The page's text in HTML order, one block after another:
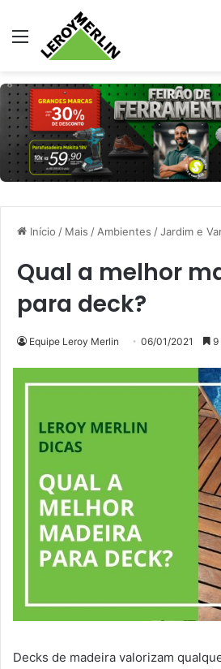
Menu
Início / Mais /Ambientes /Jardim e
Qual a melhor
para deck?
Equipe Leroy Merlin 06/01/2021 9
Decks de madeira valorizam